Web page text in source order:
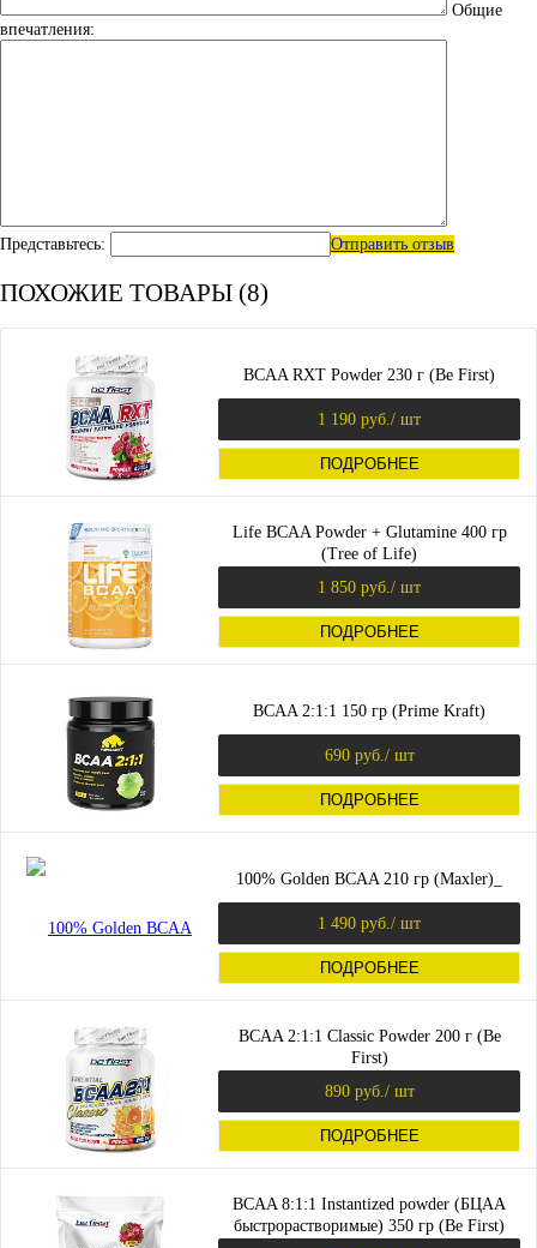
Общие
впечатления:
Представьтесь: Отправить отзыв
ПОХОЖИЕ ТОВАРЫ (8)
BCAA RXT Powder 230 г (Be First)
1 190 руб. / шт
ПОДРОБНЕЕ
Life BCAA Powder + Glutamine 400 гр
(Tree of Life)
1 850 руб. / шт
ПОДРОБНЕЕ
BCAA 2:1:1 150 гр (Prime Kraft)
690 руб. / шт
ПОДРОБНЕЕ
100% Golden BCAA 210 гр (Maxler)_
1 490 руб. / шт
ПОДРОБНЕЕ
BCAA 2:1:1 Classic Powder 200 г (Be
First)
890 руб. / шт
ПОДРОБНЕЕ
BCAA 8:1:1 Instantized powder (БЦАА
быстрорастворимые) 350 гр (Be First)